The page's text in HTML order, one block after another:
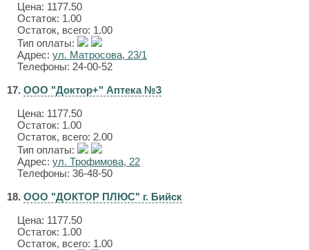
Цена: 1177.50
Остаток: 1.00
Остаток, всего: 1.00
Тип оплаты:
Адрес: ул. Матросова, 23/1
Телефоны: 24-00-52
17. ООО "Доктор+" Аптека №3
Цена: 1177.50
Остаток: 1.00
Остаток, всего: 2.00
Тип оплаты:
Адрес: ул. Трофимова, 22
Телефоны: 36-48-50
18. ООО "ДОКТОР ПЛЮС" г. Бийск
Цена: 1177.50
Остаток: 1.00
Остаток, всего: 1.00